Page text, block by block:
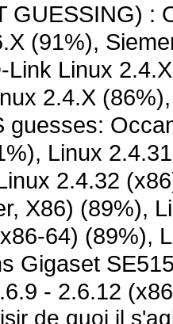
GUESSING) :
(91%),
Link Linux
2.4.X
guesses:
Linux
2.4.32
X86) (89%),
64) (89%),
Gigaset
- 2.6.12
de quoi il